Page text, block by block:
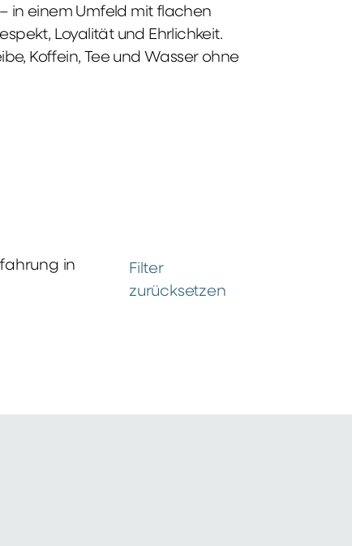
in einem Umfeld mit flachen
Loyalität und Ehrlichkeit.
Koffein, Tee und Wasser ohne
in
Filter
zurücksetzen